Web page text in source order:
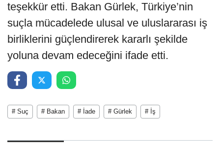
teşekkür etti. Bakan Gürlek, Türkiye’nin
suçla mücadelede ulusal ve uluslararası iş
birliklerini güçlendirerek kararlı şekilde
yoluna devam edeceğini ifade etti.
# Suç # Bakan # İade # Gürlek # İş